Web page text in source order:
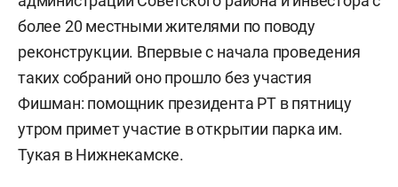
более 20 местными жителями по поводу
реконструкции. Впервые с начала проведения
таких собраний оно прошло без участия
Фишман: помощник президента РТ в пятницу
утром примет участие в открытии парка им.
Тукая в Нижнекамске.